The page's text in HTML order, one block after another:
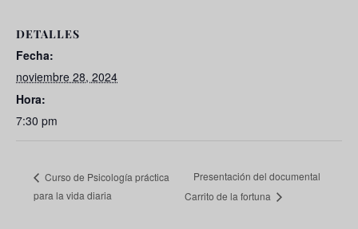
DETALLES
Fecha:
noviembre 28, 2024
Hora:
7:30 pm
Curso de Psicología práctica
para la vida diaria
Presentación del documental
Carrito de la fortuna